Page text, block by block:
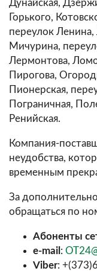
Дунайская,
Горького,
переулок
Мичурина,
Лермонтова,
Пирогова,
Пионерская,
Пограничная,
Ренийская.
Компания-
неудобства,
временным
За
обращаться по
Абоненты
e-mail :
Viber: